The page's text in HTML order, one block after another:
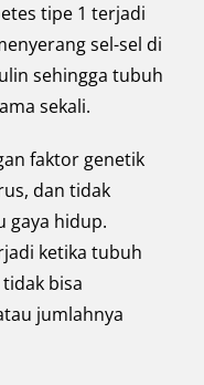
tipe 1 terjadi
sel-sel di
sehingga tubuh
sekali.
faktor genetik
dan tidak
gaya hidup.
ketika tubuh
bisa
jumlahnya